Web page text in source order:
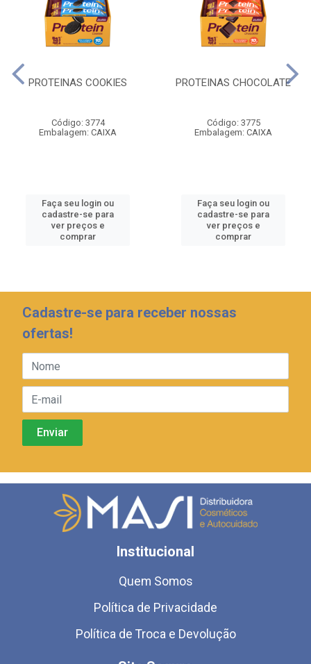
PROTEINAS COOKIES
Código: 3774
Embalagem: CAIXA
Faça seu login ou
cadastre-se para
ver preços e
comprar
PROTEINAS CHOCOLATE
Código: 3775
Embalagem: CAIXA
Faça seu login ou
cadastre-se para
ver preços e
comprar
Cadastre-se para receber nossas
ofertas!
Institucional
Quem Somos
Política de Privacidade
Política de Troca e Devolução